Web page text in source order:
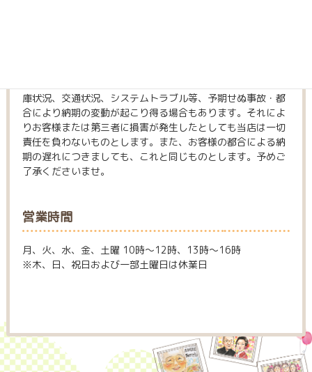
庫状況、交通状況、システムトラブル等、予期せぬ事故・都
合により納期の変動が起こり得る場合もあります。それによ
りお客様または第三者に損害が発生したとしても当店は一切
責任を負わないものとします。また、お客様の都合による納
期の遅れにつきましても、これと同じものとします。予めご
了承くださいませ。
営業時間
月、火、水、金、土曜 10時～12時、13時～16時
※木、日、祝日および一部土曜日は休業日